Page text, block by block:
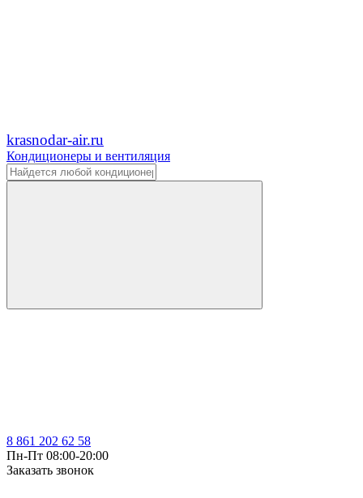
krasnodar-air.ru
Кондиционеры и вентиляция
8 861 202 62 58
Пн-Пт 08:00-20:00
Заказать звонок